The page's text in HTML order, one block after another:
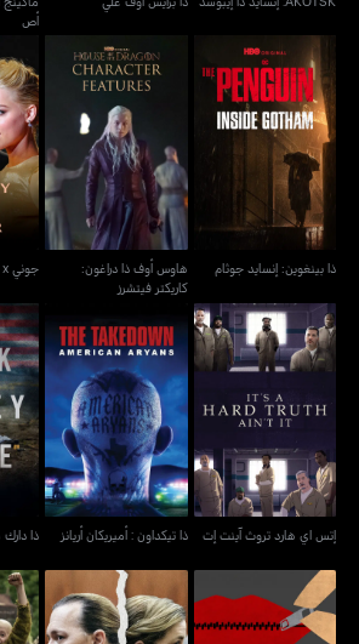
أص
ذا بينغوين: إنسايد جوثام
ذا بينغوين: إنسايد جوثام
هاوس أوف ذا دراغون:
كاريكتر فيتشرز
هاوس أوف ذا دراغون:
كاريكتر فيتشرز
جوني x أمبر
إتس اي هارد تروث آينت إت
إتس اي هارد تروث آينت إت
ذا تيكداون : أميريكان أريانز
ذا تيكداون : أميريكان أريانز ذا